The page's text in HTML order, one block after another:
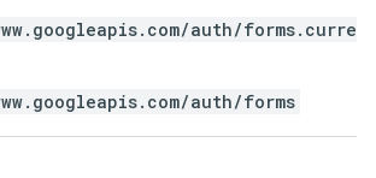
auth/forms.curre
auth/forms